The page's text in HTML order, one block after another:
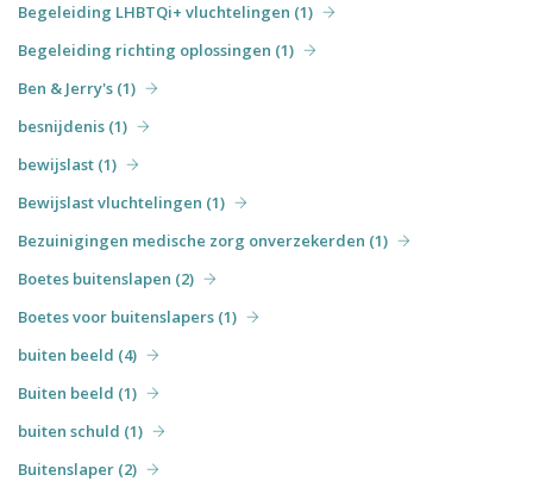
Begeleiding LHBTQi+ vluchtelingen (1)
Begeleiding richting oplossingen (1)
Ben & Jerry's (1)
besnijdenis (1)
bewijslast (1)
Bewijslast vluchtelingen (1)
Bezuinigingen medische zorg onverzekerden (1)
Boetes buitenslapen (2)
Boetes voor buitenslapers (1)
buiten beeld (4)
Buiten beeld (1)
buiten schuld (1)
Buitenslaper (2)